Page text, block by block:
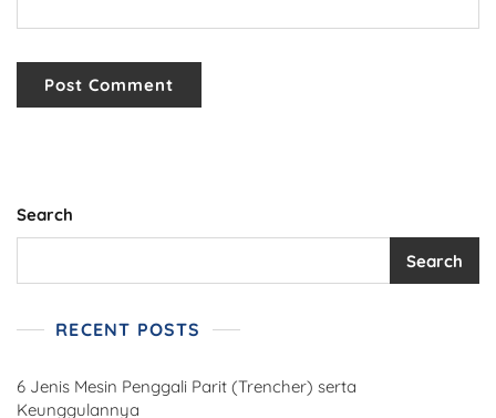
Search
Search
RECENT POSTS
6 Jenis Mesin Penggali Parit (Trencher) serta
Keunggulannya